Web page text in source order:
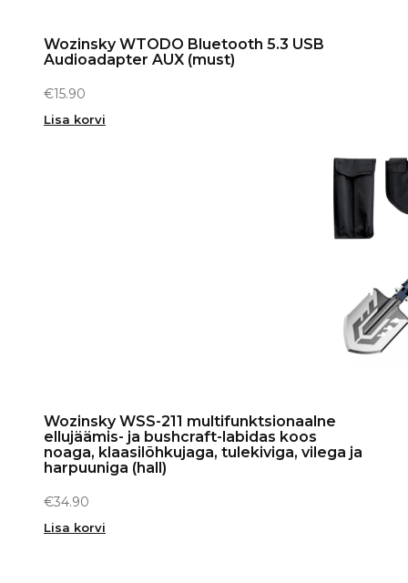
Wozinsky WTODO Bluetooth 5.3 USB
Audioadapter AUX (must)
€15.90
Lisa korvi
Wozinsky WSS-211 multifunktsionaalne
ellujäämis- ja bushcraft-labidas koos
noaga, klaasilõhkujaga, tulekiviga, vilega ja
harpuuniga (hall)
€34.90
Lisa korvi